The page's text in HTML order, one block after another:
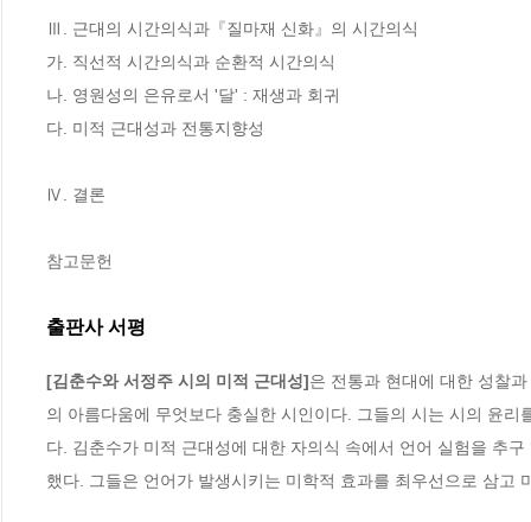
Ⅲ. 근대의 시간의식과『질마재 신화』의 시간의식
가. 직선적 시간의식과 순환적 시간의식
나. 영원성의 은유로서 '달' : 재생과 회귀
다. 미적 근대성과 전통지향성
Ⅳ. 결론
참고문헌
출판사 서평
[김춘수와 서정주 시의 미적 근대성]은 전통과 현대에 대한 성찰
의 아름다움에 무엇보다 충실한 시인이다. 그들의 시는 시의 윤
다. 김춘수가 미적 근대성에 대한 자의식 속에서 언어 실험을 추
했다. 그들은 언어가 발생시키는 미학적 효과를 최우선으로 삼고